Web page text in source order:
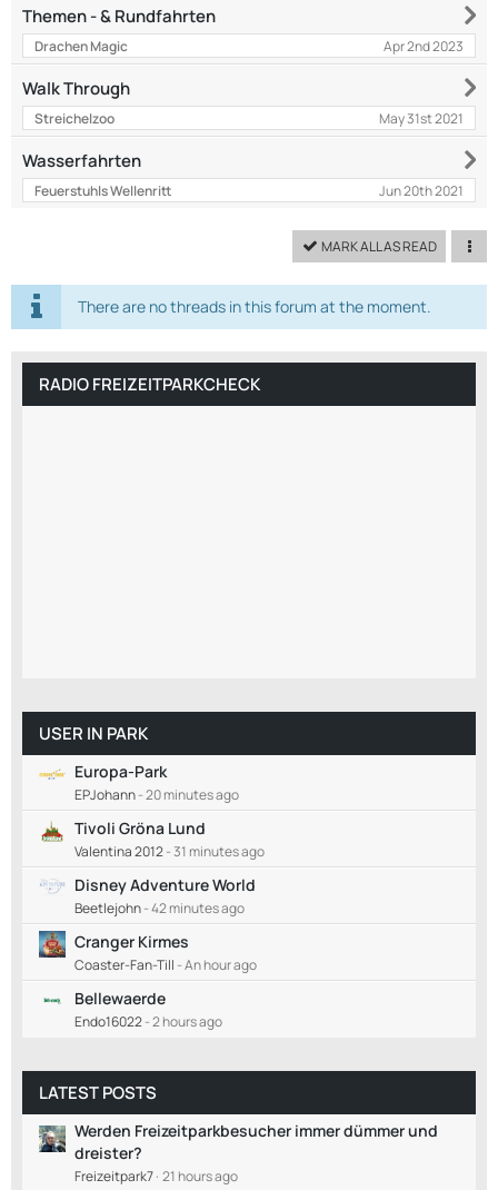
Themen - & Rundfahrten
Drachen Magic Apr 2nd 2023
Walk Through
Streichelzoo May 31st 2021
Wasserfahrten
Feuerstuhls Wellenritt Jun 20th 2021
MARK ALL AS READ
There are no threads in this forum at the moment.
RADIO FREIZEITPARKCHECK
USER IN PARK
Europa-Park
EPJohann-20 minutes ago
Tivoli Gröna Lund
Valentina 2012-31 minutes ago
Disney Adventure World
Beetlejohn-42 minutes ago
Cranger Kirmes
Coaster-Fan-Till -An hour ago
Bellewaerde
Endo16022-2 hours ago
LATEST POSTS
Werden Freizeitparkbesucher immer dümmer und
dreister?
Freizeitpark7 21 hours ago